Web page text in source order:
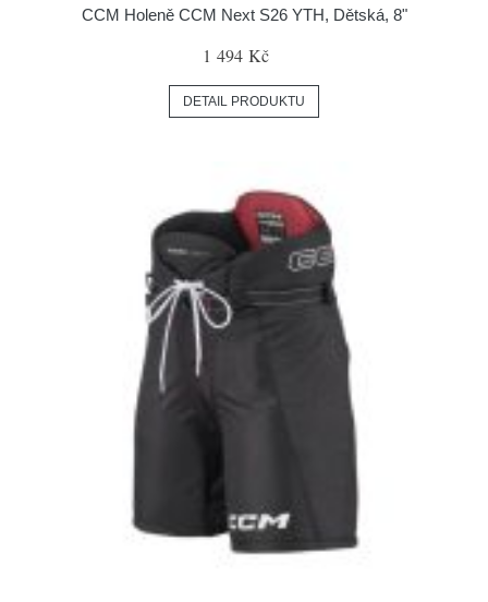
CCM Holeně CCM Next S26 YTH, Dětská, 8"
1 494 Kč
DETAIL PRODUKTU